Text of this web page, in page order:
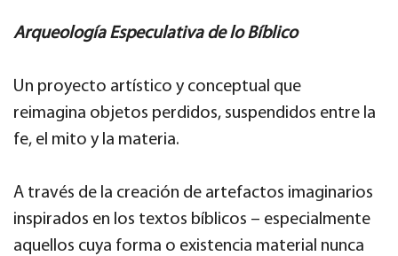
Arqueología Especulativa de lo Bíblico
Un proyecto artístico y conceptual que
reimagina objetos perdidos, suspendidos entre la
fe, el mito y la materia.
A través de la creación de artefactos imaginarios
inspirados en los textos bíblicos – especialmente
aquellos cuya forma o existencia material nunca